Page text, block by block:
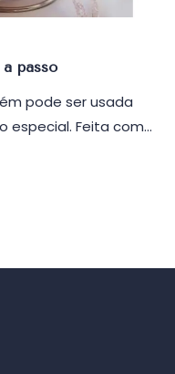
passo
pode ser usada
especial. Feita com…